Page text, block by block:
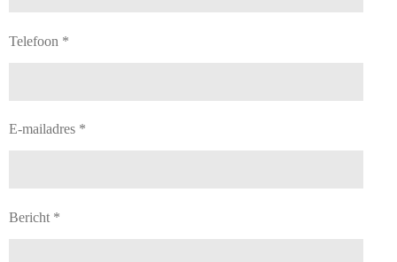
Telefoon *
E-mailadres *
Bericht *